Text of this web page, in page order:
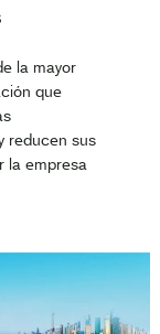
la mayor
que
reducen sus
la empresa